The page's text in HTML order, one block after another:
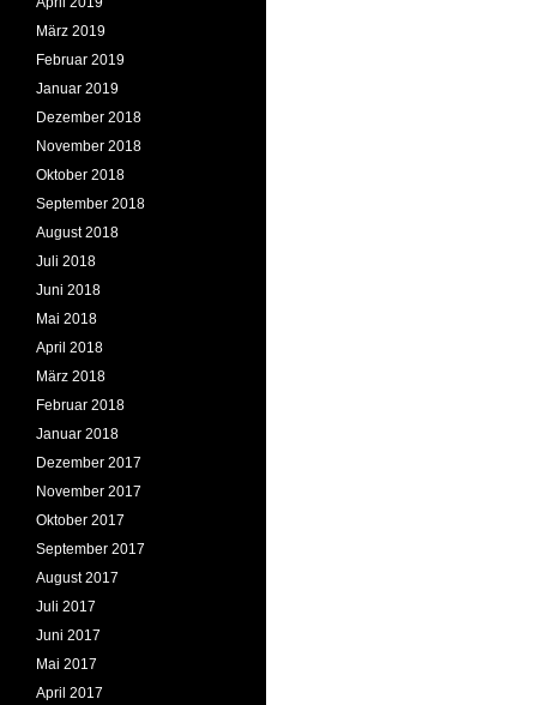
März 2019
Februar 2019
Januar 2019
Dezember 2018
November 2018
Oktober 2018
September 2018
August 2018
Juli 2018
Juni 2018
Mai 2018
April 2018
März 2018
Februar 2018
Januar 2018
Dezember 2017
November 2017
Oktober 2017
September 2017
August 2017
Juli 2017
Juni 2017
Mai 2017
April 2017